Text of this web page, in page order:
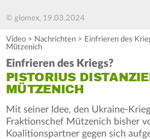
© glomex, 19.03.2024
Video > Nachrichten > Einfrieren des
Mützenich
Einfrieren des Kriegs?
PISTORIUS
MÜTZENICH
Mit seiner Idee, den Ukraine-
Fraktionschef Mützenich bisher
Koalitionspartner gegen sich